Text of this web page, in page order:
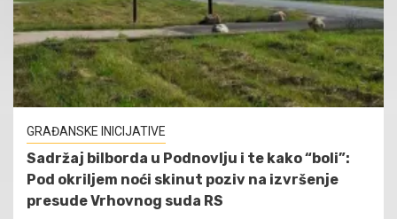
GRAĐANSKE INICIJATIVE
Sadržaj bilborda u Podnovlju i te kako “boli”:
Pod okriljem noći skinut poziv na izvršenje
presude Vrhovnog suda RS